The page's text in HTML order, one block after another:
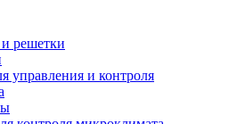
решетки
управления и контроля